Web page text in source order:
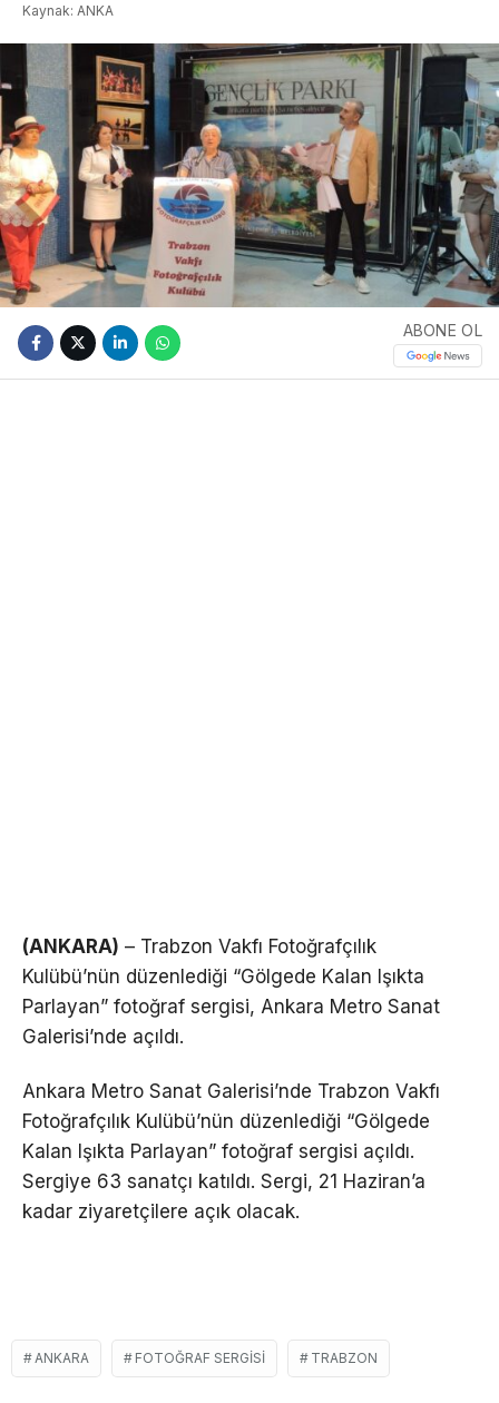
Kaynak: ANKA
ABONE OL
(ANKARA) – Trabzon Vakfı Fotoğrafçılık
Kulübü’nün düzenlediği “Gölgede Kalan Işıkta
Parlayan” fotoğraf sergisi, Ankara Metro Sanat
Galerisi’nde açıldı.
Ankara Metro Sanat Galerisi’nde Trabzon Vakfı
Fotoğrafçılık Kulübü’nün düzenlediği “Gölgede
Kalan Işıkta Parlayan” fotoğraf sergisi açıldı.
Sergiye 63 sanatçı katıldı. Sergi, 21 Haziran’a
kadar ziyaretçilere açık olacak.
ANKARA FOTOĞRAF SERGISI TRABZON